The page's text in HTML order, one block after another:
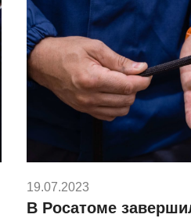
19.07.2023
В Росатоме